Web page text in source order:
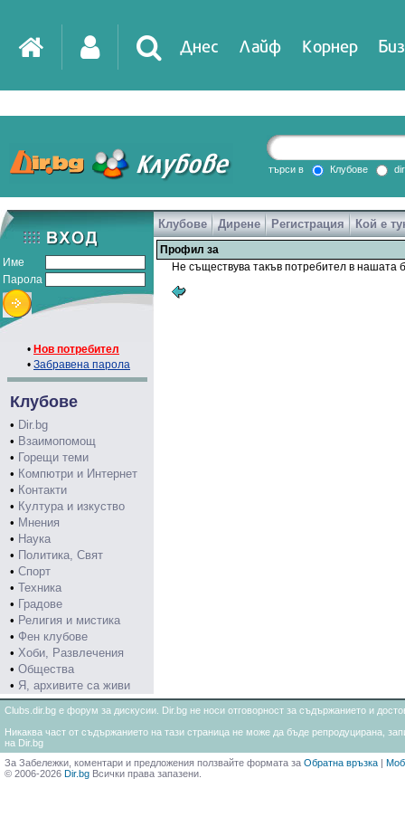
Днес Лайф Корнер
DirTV Impressio
Games
търси в Клубове
Име
Парола
• Нов потребител
• Забравена парола
Клубове
• Dir.bg
• Взаимопомощ
• Горещи теми
• Компютри и Интернет
• Контакти
• Култура и изкуство
• Мнения
• Наука
• Политика, Свят
• Спорт
• Техника
• Градове
• Религия и мистика
• Фен клубове
• Хоби, Развлечения
• Общества
• Я, архивите са живи
Клубове Дирене Регистрация Кой е
Профил за
Не съществува такъв потребител в нашата
Clubs.dir.bg е форум за дискусии. Dir.bg не носи отговорност за съдържанието и
Никаква част от съдържанието на тази страница не може да бъде репродуцирана,
на Dir.bg
За Забележки, коментари и предложения ползвайте формата за Обратна връзка |
© 2006-2026 Dir.bg Всички права запазени.